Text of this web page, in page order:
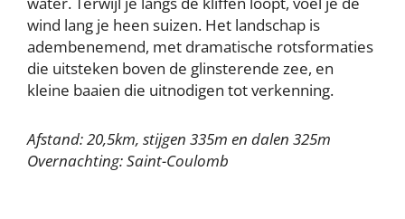
wind lang je heen suizen. Het landschap is
adembenemend, met dramatische rotsformaties
die uitsteken boven de glinsterende zee, en
kleine baaien die uitnodigen tot verkenning.
Afstand: 20,5km, stijgen 335m en dalen 325m
Overnachting: Saint-Coulomb